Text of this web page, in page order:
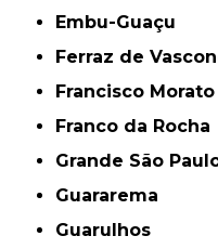
Embu-Guaçu
Ferraz de
Francisco Morato
Franco da Rocha
Grande São
Guararema
Guarulhos